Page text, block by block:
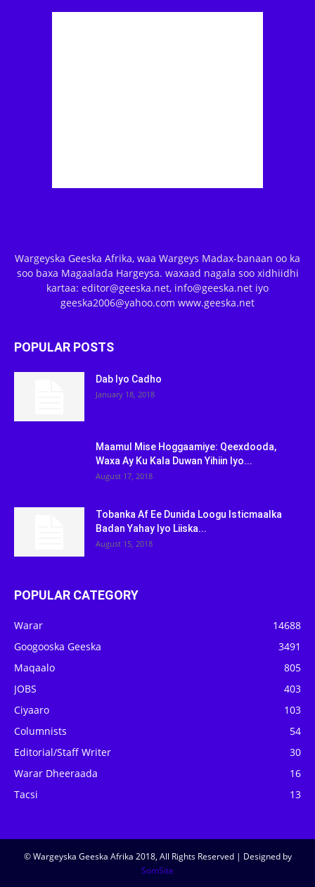
Wargeyska Geeska Afrika, waa Wargeys Madax-banaan oo ka
soo baxa Magaalada Hargeysa. waxaad nagala soo xidhiidhi
kartaa: editor@geeska.net, info@geeska.net iyo
geeska2006@yahoo.com www.geeska.net
POPULAR POSTS
Dab Iyo Cadho
January 18, 2018
Maamul Mise Hoggaamiye: Qeexdooda,
Waxa Ay Ku Kala Duwan Yihiin Iyo...
August 17, 2018
Tobanka Af Ee Dunida Loogu Isticmaalka
Badan Yahay Iyo Liiska...
August 15, 2018
POPULAR CATEGORY
Warar
14688
Googooska Geeska
3491
Maqaalo
805
JOBS
403
Ciyaaro
103
Columnists
54
Editorial/Staff Writer
30
Warar Dheeraada
16
Tacsi
13
© Wargeyska Geeska Afrika 2018, All Rights Reserved | Designed by
SomSite